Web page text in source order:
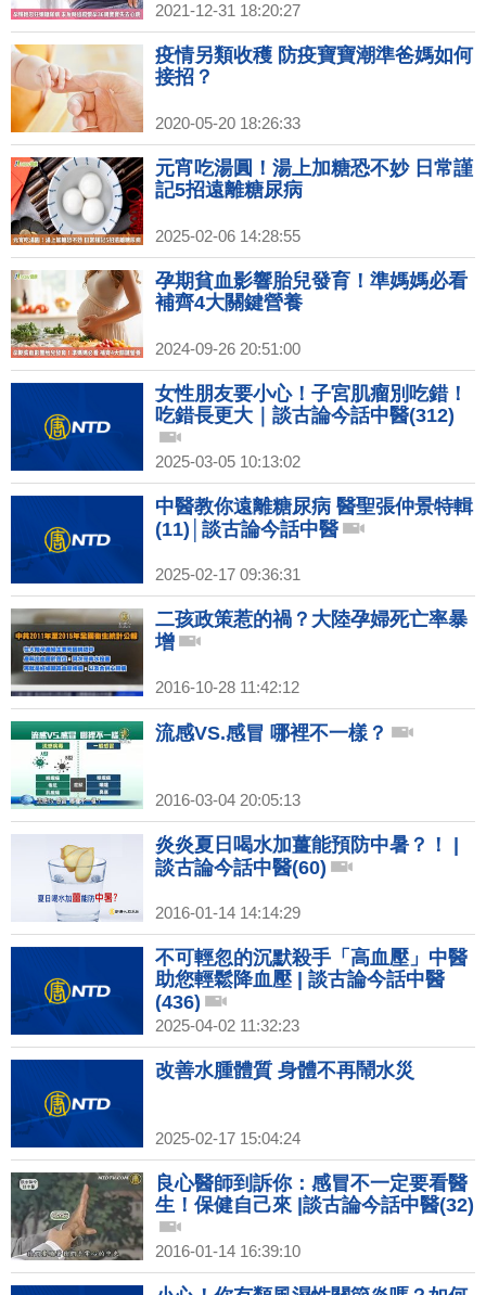
2021-12-31 18:20:27
疫情另類收穫 防疫寶寶潮準爸媽如何
接招？
2020-05-20 18:26:33
元宵吃湯圓！湯上加糖恐不妙 日常謹
記5招遠離糖尿病
2025-02-06 14:28:55
孕期貧血影響胎兒發育！準媽媽必看
補齊4大關鍵營養
2024-09-26 20:51:00
女性朋友要小心！子宮肌瘤別吃錯！
吃錯長更大｜談古論今話中醫(312)
2025-03-05 10:13:02
中醫教你遠離糖尿病 醫聖張仲景特輯
(11)│談古論今話中醫
2025-02-17 09:36:31
二孩政策惹的禍？大陸孕婦死亡率暴
增
2016-10-28 11:42:12
流感VS.感冒 哪裡不一樣？
2016-03-04 20:05:13
炎炎夏日喝水加薑能預防中暑？！ |
談古論今話中醫(60)
2016-01-14 14:14:29
不可輕忽的沉默殺手「高血壓」中醫
助您輕鬆降血壓 | 談古論今話中醫
(436)
2025-04-02 11:32:23
改善水腫體質 身體不再鬧水災
2025-02-17 15:04:24
良心醫師到訴你：感冒不一定要看醫
生！保健自己來 |談古論今話中醫(32)
2016-01-14 16:39:10